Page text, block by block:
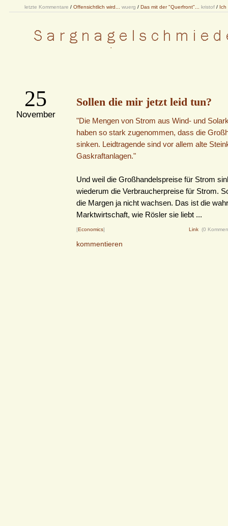
letzte Kommentare / Offensichtlich wird... wuerg / Das mit der "Querfront"... kristof / Ich
25
November
Sollen die mir jetzt leid tun?
"Die Mengen von Strom aus Wind- und
haben so stark zugenommen, dass die
sinken. Leidtragende sind vor allem alte
Gaskraftanlagen."
Und weil die Großhandelspreise für Strom
wiederum die Verbraucherpreise für Strom.
die Margen ja nicht wachsen. Das ist die
Marktwirtschaft, wie Rösler sie liebt ...
[Economics] Link (0
kommentieren